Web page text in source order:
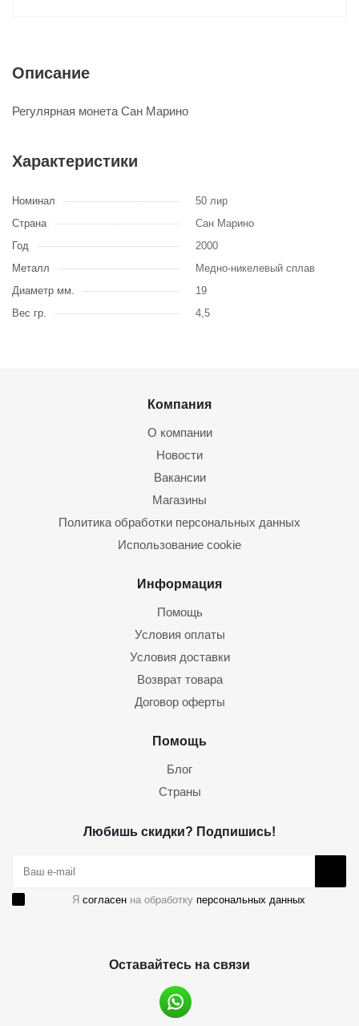
Описание
Регулярная монета Сан Марино
Характеристики
Номинал
50 лир
Страна
Сан Марино
Год
2000
Металл
Медно-никелевый сплав
Диаметр мм.
19
Вес гр.
4,5
Компания
О компании
Новости
Вакансии
Магазины
Политика обработки персональных данных
Использование cookie
Информация
Помощь
Условия оплаты
Условия доставки
Возврат товара
Договор оферты
Помощь
Блог
Страны
Любишь скидки? Подпишись!
Я согласен на обработку персональных данных
Оставайтесь на связи